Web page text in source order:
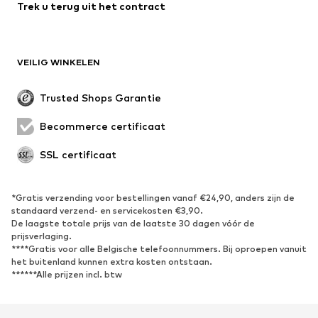
Trek u terug uit het contract
VEILIG WINKELEN
Trusted Shops Garantie
Becommerce certificaat
SSL certificaat
*Gratis verzending voor bestellingen vanaf €24,90, anders zijn de
standaard verzend- en servicekosten €3,90.
De laagste totale prijs van de laatste 30 dagen vóór de
prijsverlaging.
****Gratis voor alle Belgische telefoonnummers. Bij oproepen vanuit
het buitenland kunnen extra kosten ontstaan.
******Alle prijzen incl. btw